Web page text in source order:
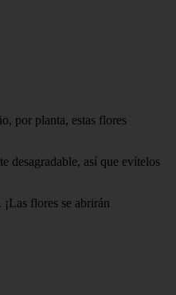
por planta, estas flores
desagradable, así que evítelos
flores se abrirán